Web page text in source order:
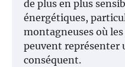
de plus en plus
énergétiques,
montagneuses où
peuvent représenter
conséquent.